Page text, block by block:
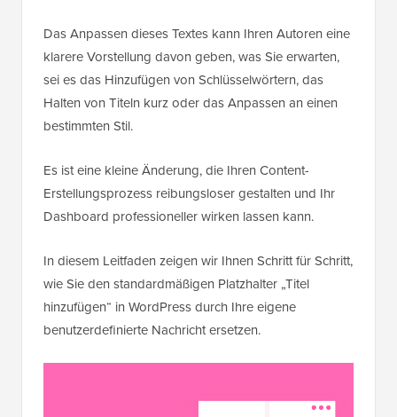
Das Anpassen dieses Textes kann Ihren Autoren eine
klarere Vorstellung davon geben, was Sie erwarten,
sei es das Hinzufügen von Schlüsselwörtern, das
Halten von Titeln kurz oder das Anpassen an einen
bestimmten Stil.
Es ist eine kleine Änderung, die Ihren Content-
Erstellungsprozess reibungsloser gestalten und Ihr
Dashboard professioneller wirken lassen kann.
In diesem Leitfaden zeigen wir Ihnen Schritt für Schritt,
wie Sie den standardmäßigen Platzhalter „Titel
hinzufügen“ in WordPress durch Ihre eigene
benutzerdefinierte Nachricht ersetzen.